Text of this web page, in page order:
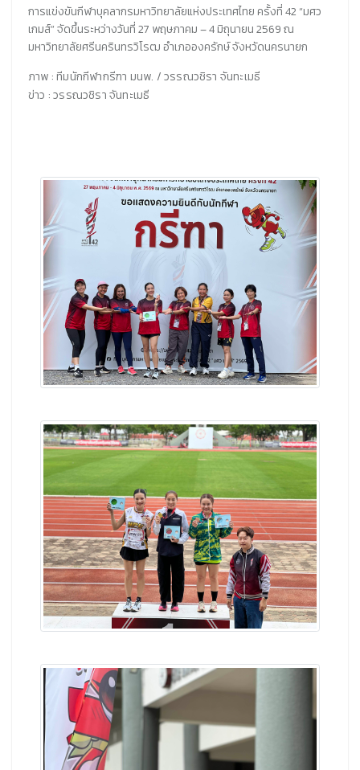
การแข่งขันกีฬาบุคลากรมหาวิทยาลัยแห่งประเทศไทย ครั้งที่ 42 “มศว
เกมส์” จัดขึ้นระหว่างวันที่ 27 พฤษภาคม – 4 มิถุนายน 2569 ณ
มหาวิทยาลัยศรีนครินทรวิโรฒ อำเภอองครักษ์ จังหวัดนครนายก
ภาพ : ทีมนักกีฬากรีฑา มนพ. / วรรณวชิรา จันทะเมธี
ข่าว : วรรณวชิรา จันทะเมธี